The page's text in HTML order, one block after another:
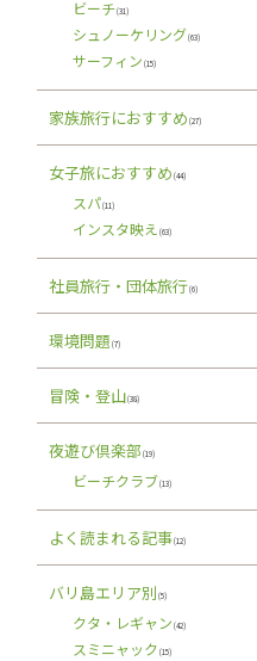
ビーチ(31)
シュノーケリング(63)
サーフィン (15)
家族旅行におすすめ (27)
女子旅におすすめ (44)
スパ(11)
インスタ映え (63)
社員旅行・団体旅行(6)
環境問題 (7)
冒険・登山(38)
夜遊び倶楽部 (19)
ビーチクラブ(13)
よく読まれる記事(12)
バリ島エリア別 (5)
クタ・レギャン (42)
スミニャック (15)